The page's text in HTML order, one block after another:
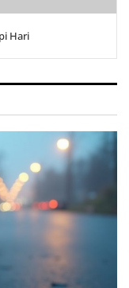
Hari